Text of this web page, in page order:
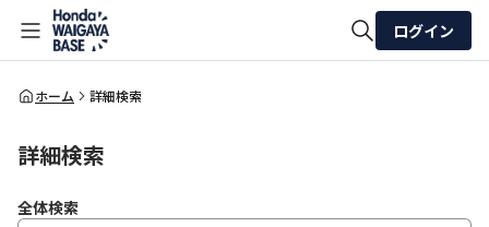
全体検索
ログイン
ホーム 詳細検索
詳細検索
全体検索